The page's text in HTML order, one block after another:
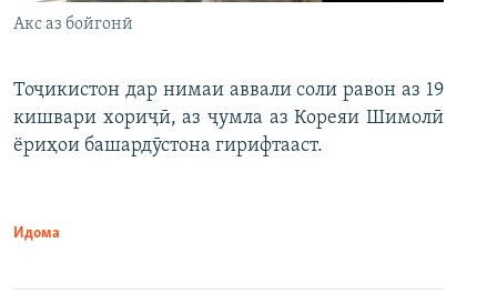
Акс аз бойгонӣ
Тоҷикистон дар нимаи аввали соли равон аз 19
кишвари хориҷӣ, аз ҷумла аз Кореяи Шимолӣ
ёриҳои башардӯстона гирифтааст.
Идома